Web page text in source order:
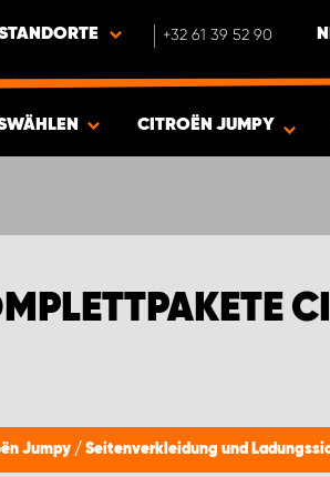
+32 61 39 52 90
ARTIKEL
CITROËN JUMPY
Jumpy / Seitenverkleidung und